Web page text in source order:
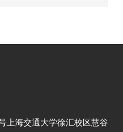
上海交通大学徐汇校区慧谷